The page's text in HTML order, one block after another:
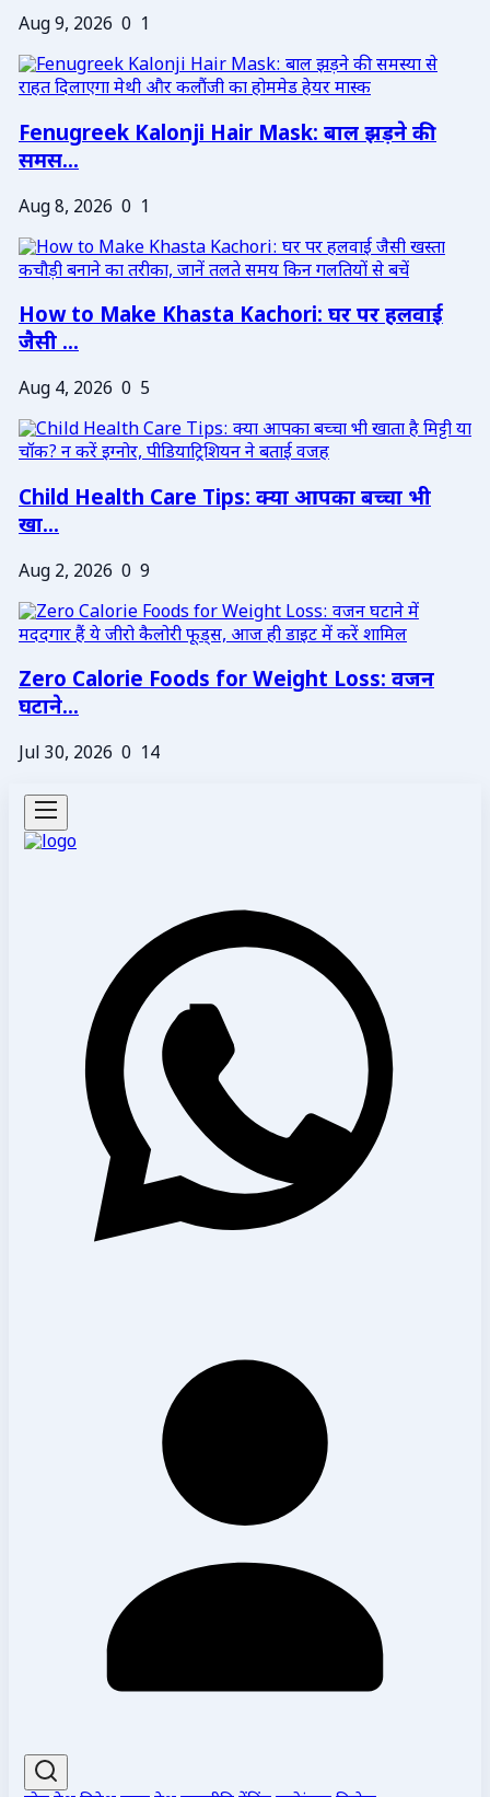
Aug 9, 2026 0 1
Fenugreek Kalonji Hair Mask: बाल झड़ने की
समस...
Aug 8, 2026 0 1
How to Make Khasta Kachori: घर पर हलवाई
जैसी ...
Aug 4, 2026 0 5
Child Health Care Tips: क्या आपका बच्चा भी
खा...
Aug 2, 2026 0 9
Zero Calorie Foods for Weight Loss: वजन
घटाने...
Jul 30, 2026 0 14